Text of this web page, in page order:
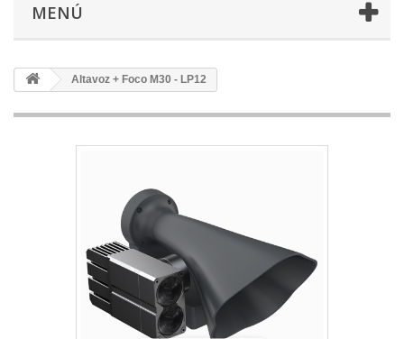
MENÚ
Altavoz + Foco M30 - LP12